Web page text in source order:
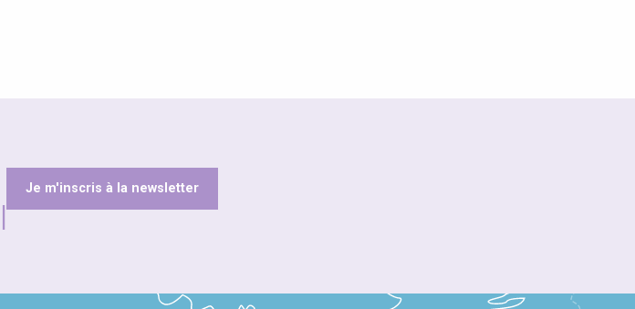
Je m'inscris à la newsletter